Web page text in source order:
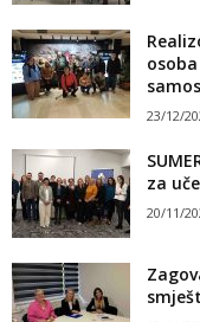
23/12/
za
20/11/